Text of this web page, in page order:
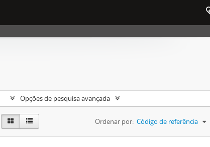
Opções de pesquisa avançada
Ordenar por: Código de referência